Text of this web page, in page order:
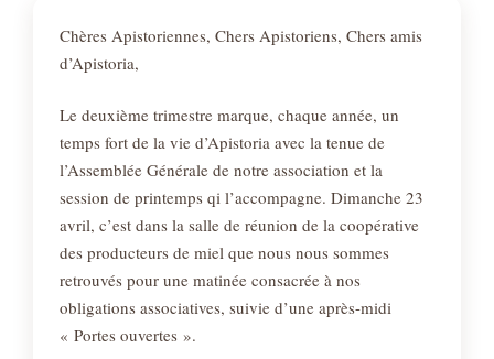
Chères Apistoriennes, Chers Apistoriens, Chers amis
d’Apistoria,
Le deuxième trimestre marque, chaque année, un
temps fort de la vie d’Apistoria avec la tenue de
l’Assemblée Générale de notre association et la
session de printemps qi l’accompagne. Dimanche 23
avril, c’est dans la salle de réunion de la coopérative
des producteurs de miel que nous nous sommes
retrouvés pour une matinée consacrée à nos
obligations associatives, suivie d’une après-midi
« Portes ouvertes ».